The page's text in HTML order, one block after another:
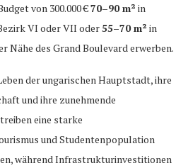
von 300.000 €70–90 m² in
VI oder VII oder55–70 m² in
Nähe des Grand Boulevard erwerben.
der ungarischen Hauptstadt, ihre
und ihre zunehmende
eine starke
und Studentenpopulation
während Infrastrukturinvestitionen